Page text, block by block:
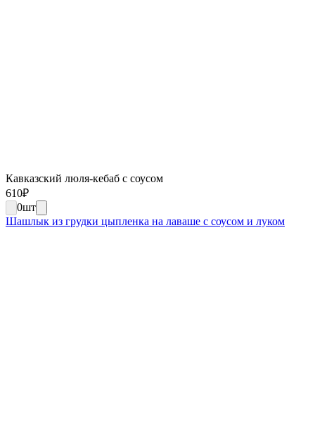
Кавказский люля-кебаб с соусом
610₽
0шт
Шашлык из грудки цыпленка на лаваше с соусом и луком